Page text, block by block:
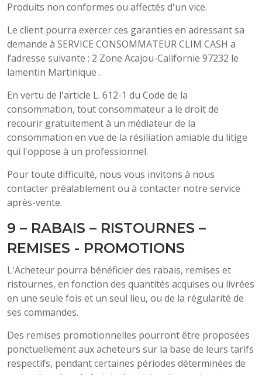
Produits non conformes ou affectés d'un vice.
Le client pourra exercer ces garanties en adressant sa
demande à SERVICE CONSOMMATEUR CLIM CASH a
l’adresse suivante : 2 Zone Acajou-Californie 97232 le
lamentin Martinique .
En vertu de l'article L. 612-1 du Code de la
consommation, tout consommateur a le droit de
recourir gratuitement à un médiateur de la
consommation en vue de la résiliation amiable du litige
qui l'oppose à un professionnel.
Pour toute difficulté, nous vous invitons à nous
contacter préalablement ou à contacter notre service
après-vente.
9 – RABAIS – RISTOURNES –
REMISES - PROMOTIONS
L'Acheteur pourra bénéficier des rabais, remises et
ristournes, en fonction des quantités acquises ou livrées
en une seule fois et un seul lieu, ou de la régularité de
ses commandes.
Des remises promotionnelles pourront être proposées
ponctuellement aux acheteurs sur la base de leurs tarifs
respectifs, pendant certaines périodes déterminées de